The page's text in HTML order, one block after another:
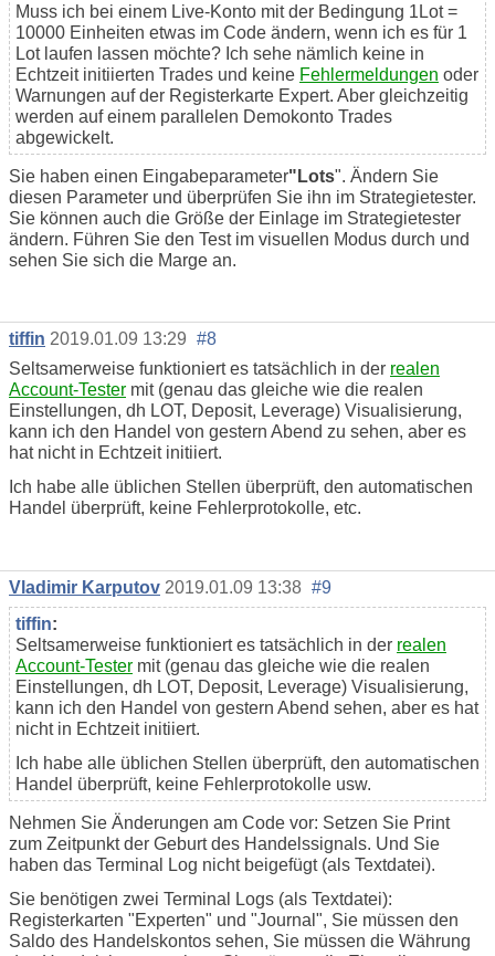
Muss ich bei einem Live-Konto mit der Bedingung 1Lot =
10000 Einheiten etwas im Code ändern, wenn ich es für 1
Lot laufen lassen möchte? Ich sehe nämlich keine in
Echtzeit initiierten Trades und keine Fehlermeldungen oder
Warnungen auf der Registerkarte Expert. Aber gleichzeitig
werden auf einem parallelen Demokonto Trades
abgewickelt.
Sie haben einen Eingabeparameter"Lots". Ändern Sie
diesen Parameter und überprüfen Sie ihn im Strategietester.
Sie können auch die Größe der Einlage im Strategietester
ändern. Führen Sie den Test im visuellen Modus durch und
sehen Sie sich die Marge an.
tiffin 2019.01.09 13:29 #8
Seltsamerweise funktioniert es tatsächlich in der realen
Account-Tester mit (genau das gleiche wie die realen
Einstellungen, dh LOT, Deposit, Leverage) Visualisierung,
kann ich den Handel von gestern Abend zu sehen, aber es
hat nicht in Echtzeit initiiert.
Ich habe alle üblichen Stellen überprüft, den automatischen
Handel überprüft, keine Fehlerprotokolle, etc.
Vladimir Karputov 2019.01.09 13:38 #9
tiffin:
Seltsamerweise funktioniert es tatsächlich in der realen
Account-Tester mit (genau das gleiche wie die realen
Einstellungen, dh LOT, Deposit, Leverage) Visualisierung,
kann ich den Handel von gestern Abend sehen, aber es hat
nicht in Echtzeit initiiert.
Ich habe alle üblichen Stellen überprüft, den automatischen
Handel überprüft, keine Fehlerprotokolle usw.
Nehmen Sie Änderungen am Code vor: Setzen Sie Print
zum Zeitpunkt der Geburt des Handelssignals. Und Sie
haben das Terminal Log nicht beigefügt (als Textdatei).
Sie benötigen zwei Terminal Logs (als Textdatei):
Registerkarten "Experten" und "Journal", Sie müssen den
Saldo des Handelskontos sehen, Sie müssen die Währung